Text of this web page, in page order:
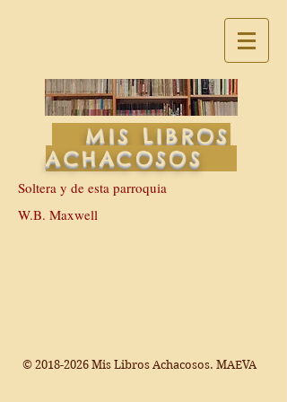
MIS LIBROS
ACHACOSOS
Soltera y de esta parroquia
W.B. Maxwell
© 2018-2026 Mis Libros Achacosos. MAEVA